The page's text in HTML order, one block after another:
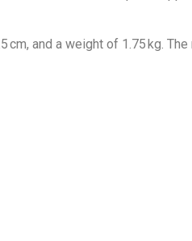
and a weight of 1.75 kg.